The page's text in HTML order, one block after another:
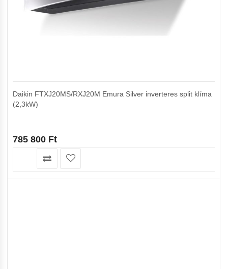
Daikin FTXJ20MS/RXJ20M Emura Silver inverteres split klíma
(2,3kW)
785 800 Ft